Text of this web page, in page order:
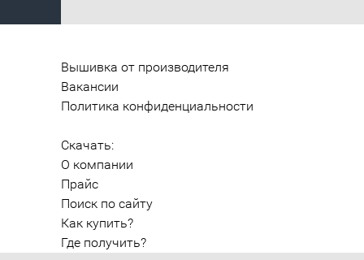
Вышивка от производителя
Вакансии
Политика конфиденциальности
Скачать:
О компании
Прайс
Поиск по сайту
Как купить?
Где получить?